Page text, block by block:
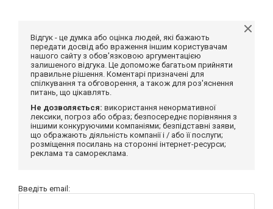
Відгук - це думка або оцінка людей, які бажають
передати досвід або враження іншим користувачам
нашого сайту з обов'язковою аргументацією
залишеного відгука. Це допоможе багатьом прийняти
правильне рішення. Коментарі призначені для
спілкування та обговорення, а також для роз'яснення
питань, що цікавлять.
Не дозволяється: використання ненормативної
лексики, погроз або образ; безпосереднє порівняння з
іншими конкуруючими компаніями; безпідставні заяви,
що ображають діяльність компанії і / або її послуги;
розміщення посилань на сторонні інтернет-ресурси;
реклама та самореклама.
Введіть email: